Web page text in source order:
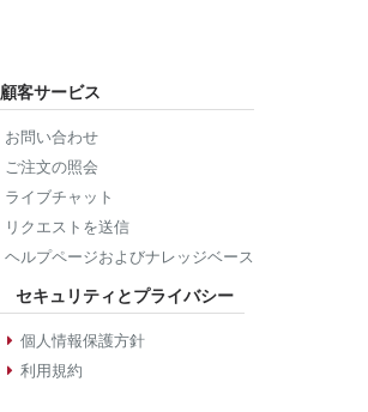
顧客サービス
お問い合わせ
ご注文の照会
ライブチャット
リクエストを送信
ヘルプページおよびナレッジベース
セキュリティとプライバシー
個人情報保護方針
利用規約